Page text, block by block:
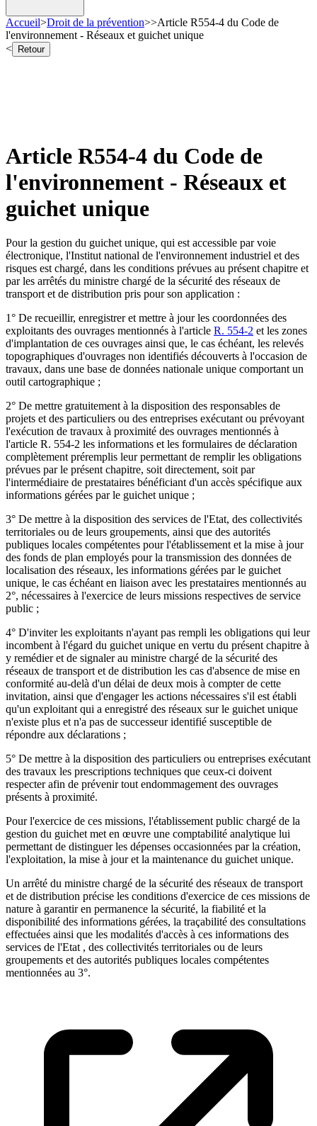
Accueil>Droit de la prévention>>Article R554-4 du Code de
l'environnement - Réseaux et guichet unique
<
Retour
Article R554-4 du Code de
l'environnement - Réseaux et
guichet unique
Pour la gestion du guichet unique, qui est accessible par voie
électronique, l'Institut national de l'environnement industriel et des
risques est chargé, dans les conditions prévues au présent chapitre et
par les arrêtés du ministre chargé de la sécurité des réseaux de
transport et de distribution pris pour son application :
1° De recueillir, enregistrer et mettre à jour les coordonnées des
exploitants des ouvrages mentionnés à l'article R. 554-2 et les zones
d'implantation de ces ouvrages ainsi que, le cas échéant, les relevés
topographiques d'ouvrages non identifiés découverts à l'occasion de
travaux, dans une base de données nationale unique comportant un
outil cartographique ;
2° De mettre gratuitement à la disposition des responsables de
projets et des particuliers ou des entreprises exécutant ou prévoyant
l'exécution de travaux à proximité des ouvrages mentionnés à
l'article R. 554-2 les informations et les formulaires de déclaration
complètement préremplis leur permettant de remplir les obligations
prévues par le présent chapitre, soit directement, soit par
l'intermédiaire de prestataires bénéficiant d'un accès spécifique aux
informations gérées par le guichet unique ;
3° De mettre à la disposition des services de l'Etat, des collectivités
territoriales ou de leurs groupements, ainsi que des autorités
publiques locales compétentes pour l'établissement et la mise à jour
des fonds de plan employés pour la transmission des données de
localisation des réseaux, les informations gérées par le guichet
unique, le cas échéant en liaison avec les prestataires mentionnés au
2°, nécessaires à l'exercice de leurs missions respectives de service
public ;
4° D'inviter les exploitants n'ayant pas rempli les obligations qui leur
incombent à l'égard du guichet unique en vertu du présent chapitre à
y remédier et de signaler au ministre chargé de la sécurité des
réseaux de transport et de distribution les cas d'absence de mise en
conformité au-delà d'un délai de deux mois à compter de cette
invitation, ainsi que d'engager les actions nécessaires s'il est établi
qu'un exploitant qui a enregistré des réseaux sur le guichet unique
n'existe plus et n'a pas de successeur identifié susceptible de
répondre aux déclarations ;
5° De mettre à la disposition des particuliers ou entreprises exécutant
des travaux les prescriptions techniques que ceux-ci doivent
respecter afin de prévenir tout endommagement des ouvrages
présents à proximité.
Pour l'exercice de ces missions, l'établissement public chargé de la
gestion du guichet met en œuvre une comptabilité analytique lui
permettant de distinguer les dépenses occasionnées par la création,
l'exploitation, la mise à jour et la maintenance du guichet unique.
Un arrêté du ministre chargé de la sécurité des réseaux de transport
et de distribution précise les conditions d'exercice de ces missions de
nature à garantir en permanence la sécurité, la fiabilité et la
disponibilité des informations gérées, la traçabilité des consultations
effectuées ainsi que les modalités d'accès à ces informations des
services de l'Etat , des collectivités territoriales ou de leurs
groupements et des autorités publiques locales compétentes
mentionnées au 3°.